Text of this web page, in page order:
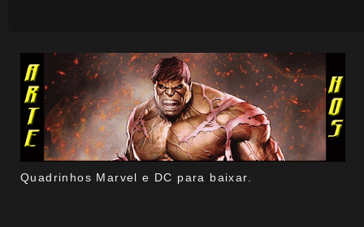
Quadrinhos Marvel e DC para baixar.